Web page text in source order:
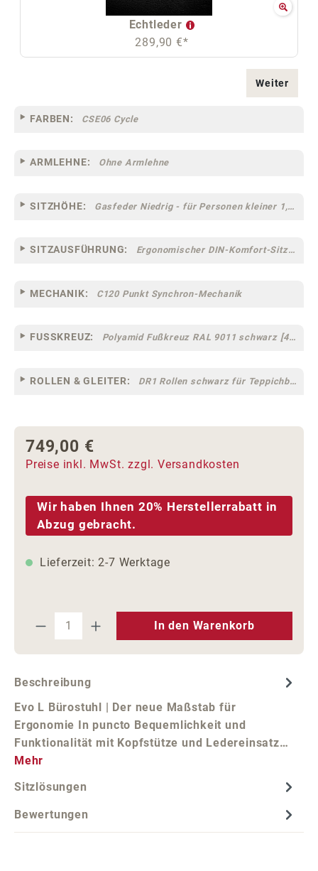
Echtleder
289,90 €*
Weiter
FARBEN: CSE06 Cycle
ARMLEHNE: Ohne Armlehne
SITZHÖHE: Gasfeder Niedrig - für Personen kleiner 1,60 m
SITZAUSFÜHRUNG: Ergonomischer DIN-Komfort-Sitz [75]
MECHANIK: C120 Punkt Synchron-Mechanik
FUSSKREUZ: Polyamid Fußkreuz RAL 9011 schwarz [44]
ROLLEN & GLEITER: DR1 Rollen schwarz für Teppichböden [10]
Regulärer Preis:
749,00 €
Preise inkl. MwSt. zzgl. Versandkosten
Wir haben Ihnen 20% Herstellerrabatt in
Abzug gebracht.
Lieferzeit: 2-7 Werktage
Produkt Anzahl: Gib den
In den Warenkorb
Beschreibung
Evo L Bürostuhl | Der neue Maßstab für
Ergonomie In puncto Bequemlichkeit und
Funktionalität mit Kopfstütze und Ledereinsatz…
Mehr
Sitzlösungen
Bewertungen